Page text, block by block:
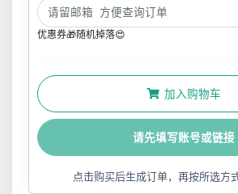
优惠券🎁随机掉落😍
加入购物车
请先填写账号或链接
点击购买后生成订单，再按所选方